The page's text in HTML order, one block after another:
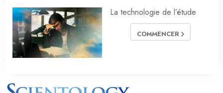
La technologie de l’étude
COMMENCER